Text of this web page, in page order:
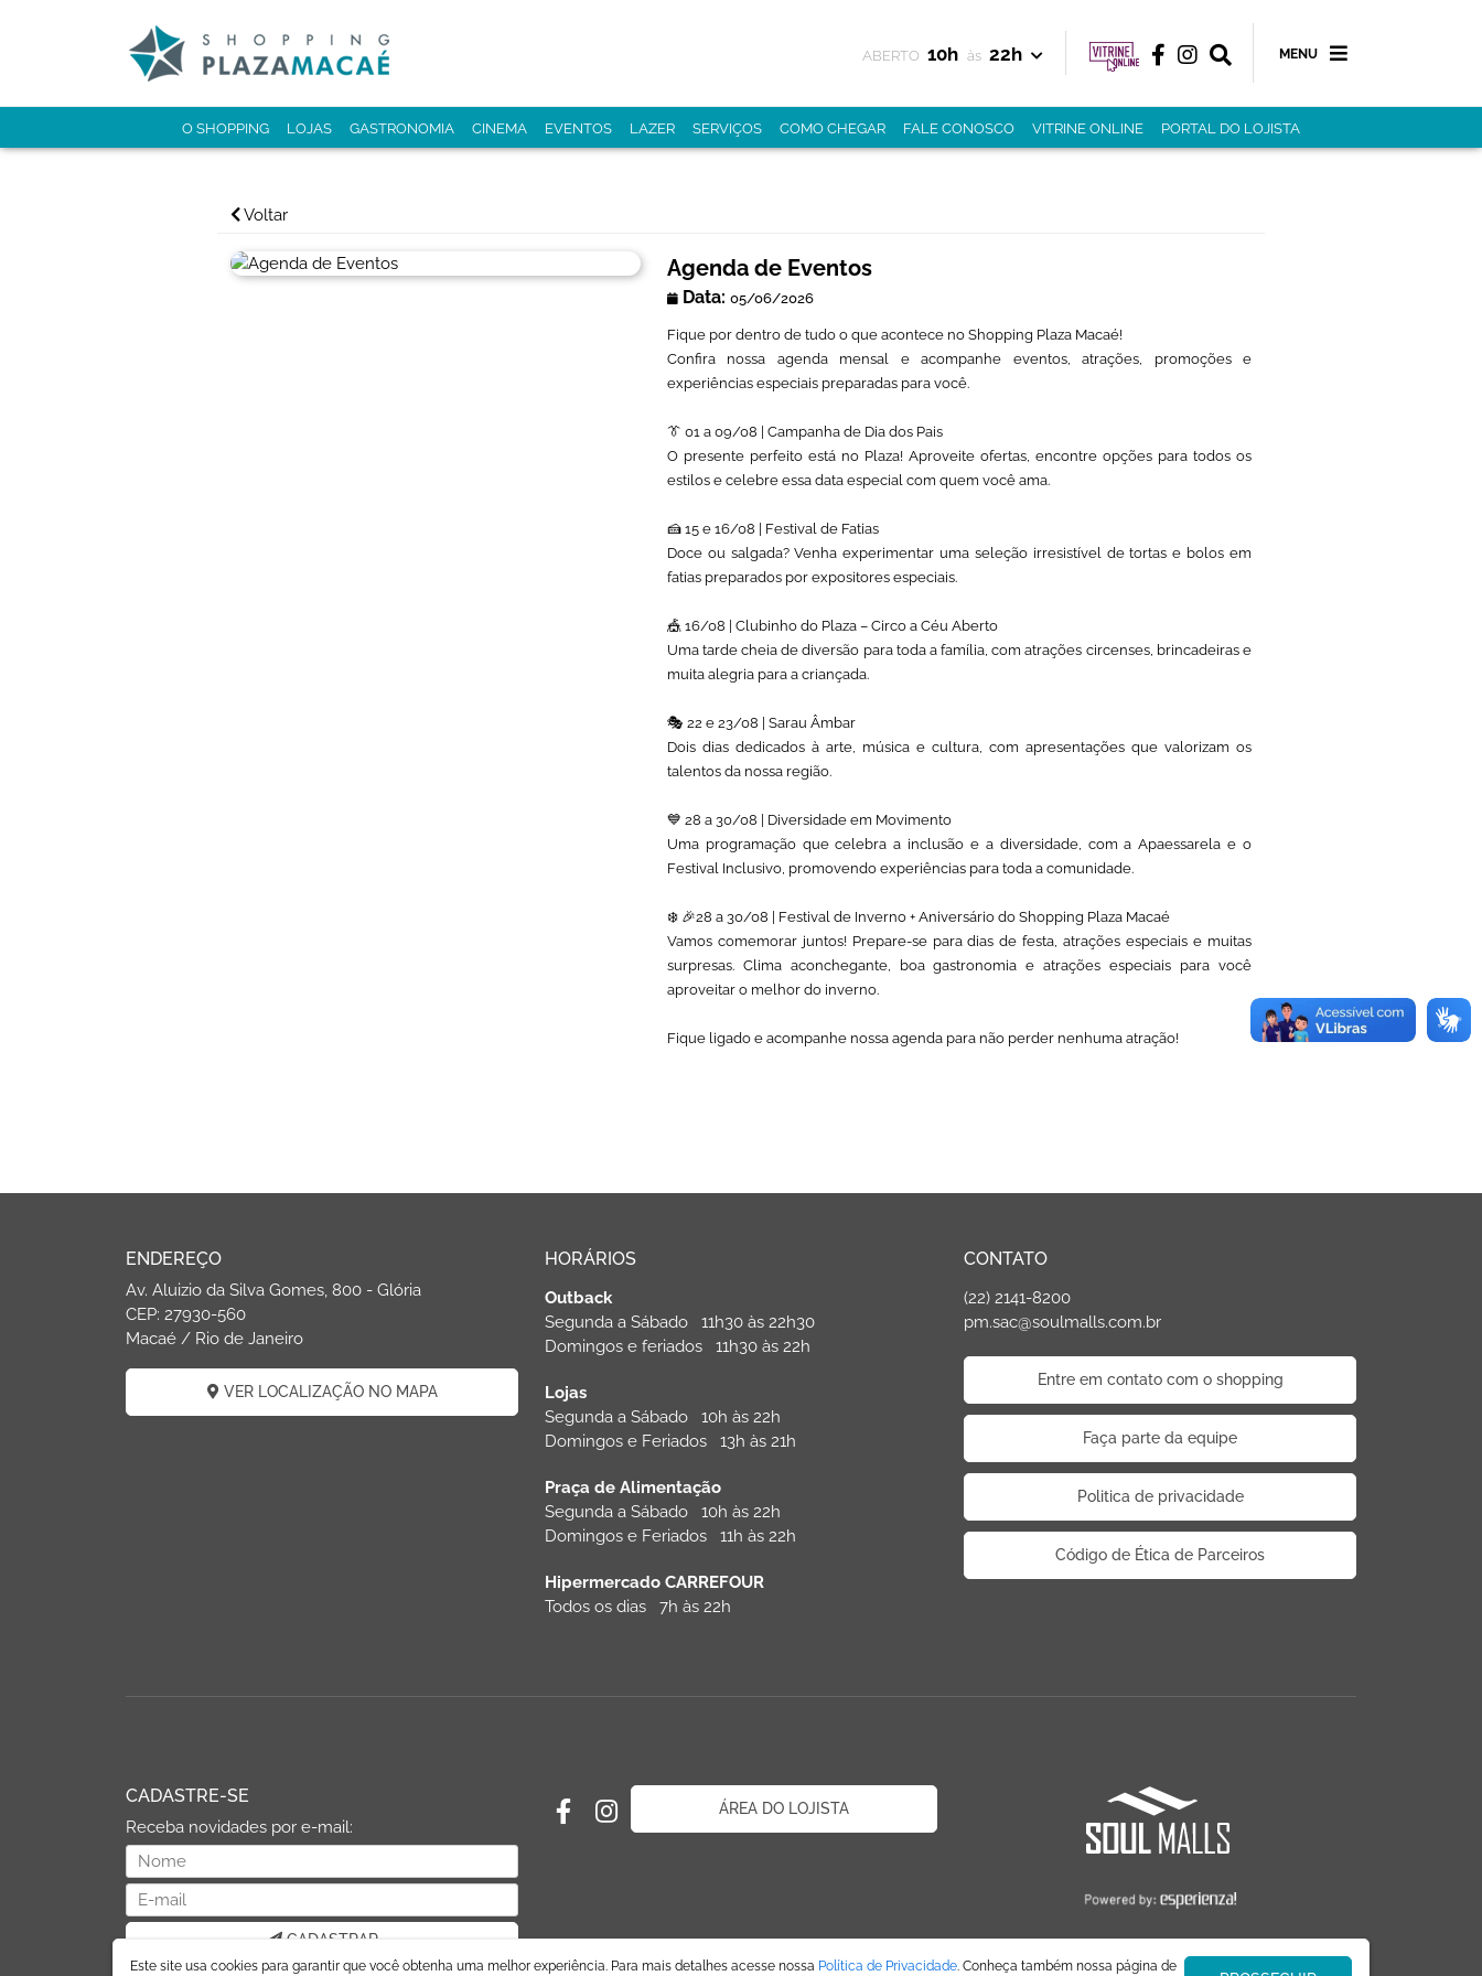
ABERTO 10h às 22h MENU
O SHOPPING LOJAS GASTRONOMIA CINEMA EVENTOS LAZER SERVIÇOS COMO CHEGAR FALE CONOSCO VITRINE ONLINE PORTAL DO LOJISTA
Voltar
Agenda de Eventos
Data: 05/06/2026
Fique por dentro de tudo o que acontece no Shopping Plaza Macaé!
Confira nossa agenda mensal e acompanhe eventos, atrações, promoções e
experiências especiais preparadas para você.
👔 01 a 09/08 | Campanha de Dia dos Pais
O presente perfeito está no Plaza! Aproveite ofertas, encontre opções para todos os
estilos e celebre essa data especial com quem você ama.
🍰 15 e 16/08 | Festival de Fatias
Doce ou salgada? Venha experimentar uma seleção irresistível de tortas e bolos em
fatias preparados por expositores especiais.
🎪 16/08 | Clubinho do Plaza – Circo a Céu Aberto
Uma tarde cheia de diversão para toda a família, com atrações circenses, brincadeiras e
muita alegria para a criançada.
🎭 22 e 23/08 | Sarau Âmbar
Dois dias dedicados à arte, música e cultura, com apresentações que valorizam os
talentos da nossa região.
💙 28 a 30/08 | Diversidade em Movimento
Uma programação que celebra a inclusão e a diversidade, com a Apaessarela e o
Festival Inclusivo, promovendo experiências para toda a comunidade.
❄️ 🎉28 a 30/08 | Festival de Inverno + Aniversário do Shopping Plaza Macaé
Vamos comemorar juntos! Prepare-se para dias de festa, atrações especiais e muitas
surpresas. Clima aconchegante, boa gastronomia e atrações especiais para você
aproveitar o melhor do inverno.
Fique ligado e acompanhe nossa agenda para não perder nenhuma atração!
Este site usa cookies para garantir que você obtenha uma melhor experiência. Para mais detalhes acesse nossa Política de Privacidade. Conheça também nossa página de
ENDEREÇO
Av. Aluizio da Silva Gomes, 800 - Glória
CEP: 27930-560
Macaé / Rio de Janeiro
VER LOCALIZAÇÃO NO MAPA
HORÁRIOS
Outback
Segunda a Sábado 11h30 às 22h30
Domingos e feriados 11h30 às 22h
Lojas
Segunda a Sábado 10h às 22h
Domingos e Feriados 13h às 21h
Praça de Alimentação
Segunda a Sábado 10h às 22h
Domingos e Feriados 11h às 22h
Hipermercado CARREFOUR
Todos os dias 7h às 22h
CONTATO
(22) 2141-8200
pm.sac@soulmalls.com.br
Entre em contato com o shopping
Faça parte da equipe
Politica de privacidade
Código de Ética de Parceiros
CADASTRE-SE
Receba novidades por e-mail:
CADASTRAR
ÁREA DO LOJISTA